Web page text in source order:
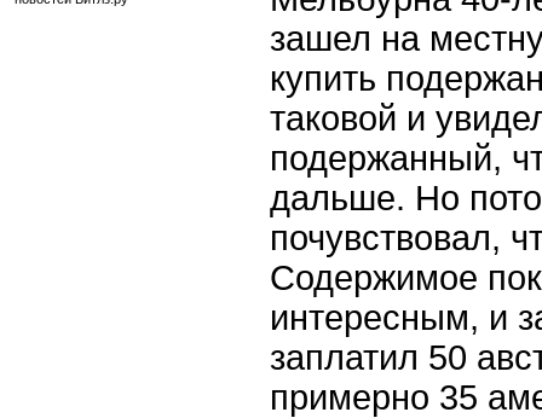
зашел на
купить
таковой и
подержанный,
дальше. Но
почувствовал,
Содержимое
интересным, и
заплатил 50
примерно 35